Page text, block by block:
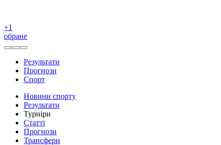
+1
обране
Результати
Прогнози
Спорт
Новини спорту
Результати
Турніри
Статті
Прогнози
Трансфери